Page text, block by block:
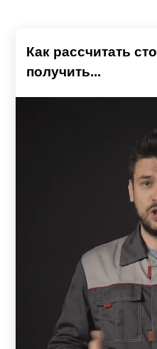
Как рассчитать
получить...